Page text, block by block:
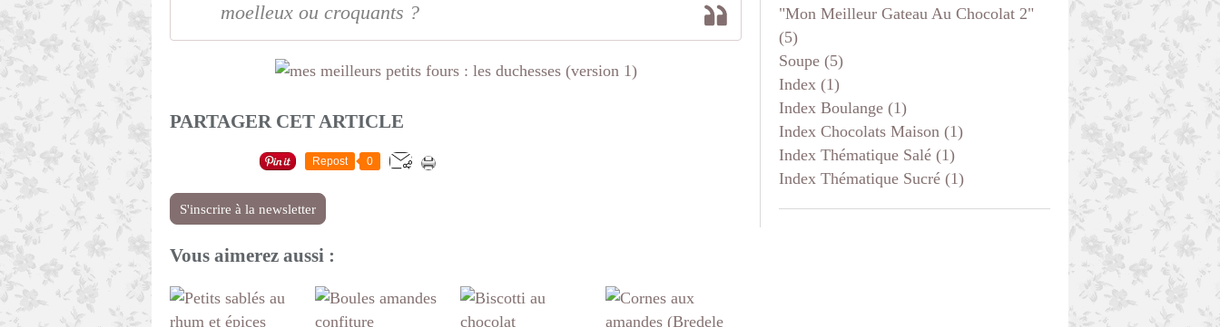
moelleux ou croquants ?
PARTAGER CET ARTICLE
Repost 0
S'inscrire à la newsletter
Vous aimerez aussi :
"mon Meilleur Gateau Au Chocolat 2"
(5)
Soupe (5)
Index (1)
Index Boulange (1)
Index Chocolats Maison (1)
Index Thématique Salé (1)
Index Thématique Sucré (1)